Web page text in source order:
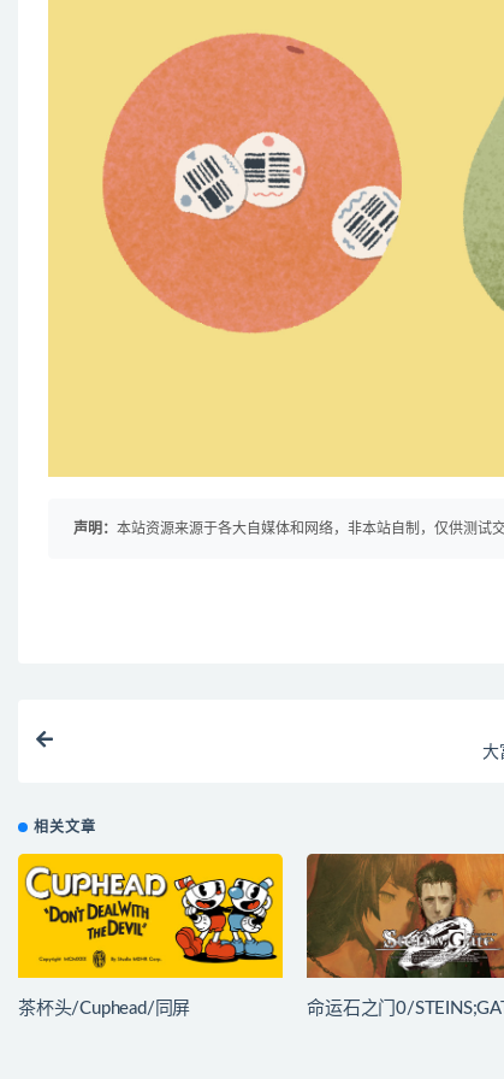
声明： 本站资源来源于各大自媒体和网络，非本站自制，仅供测试
大
相关文章
茶杯头/Cuphead/同屏 命运石之门0/